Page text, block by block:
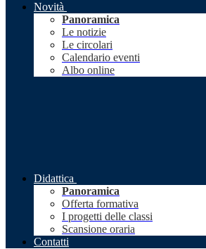
Novità
Panoramica
Le notizie
Le circolari
Calendario eventi
Albo online
Didattica
Panoramica
Offerta formativa
I progetti delle classi
Scansione oraria
Contatti